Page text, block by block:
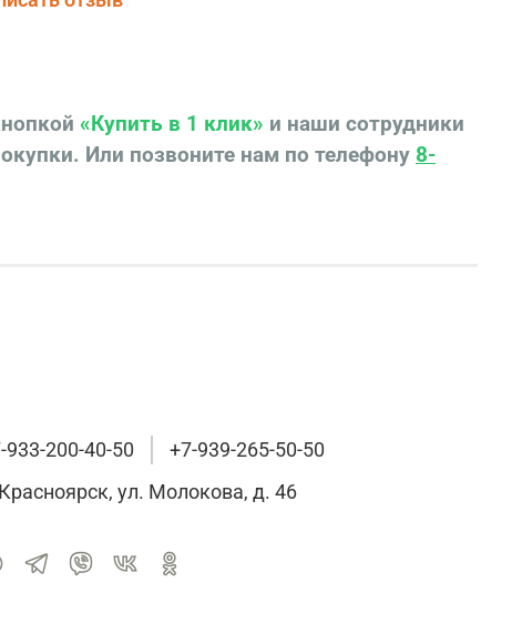
«Купить в 1 клик» и наши сотрудники
Или позвоните нам по телефону 8-
933-200-40-50
+7-939-265-50-50
ул. Молокова, д. 46